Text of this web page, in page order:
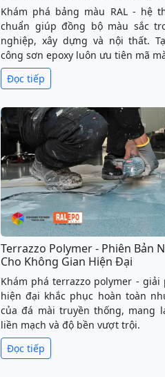
Khám phá bảng màu RAL - hệ
chuẩn giúp đồng bộ màu sắc
nghiệp, xây dựng và nội thất.
công sơn epoxy luôn ưu tiên mã
Đọc tiếp
Terrazzo Polymer - Phiên Bản
Cho Không Gian Hiện Đại
Khám phá terrazzo polymer - giải
hiện đại khắc phục hoàn toàn
của đá mài truyền thống, mang
liền mạch và độ bền vượt trội.
Đọc tiếp